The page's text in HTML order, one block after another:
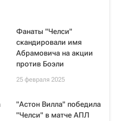
Фанаты "Челси"
скандировали имя
Абрамовича на акции
против Боэли
25 февраля 2025
"Астон Вилла" победила
"Челси" в матче АПЛ